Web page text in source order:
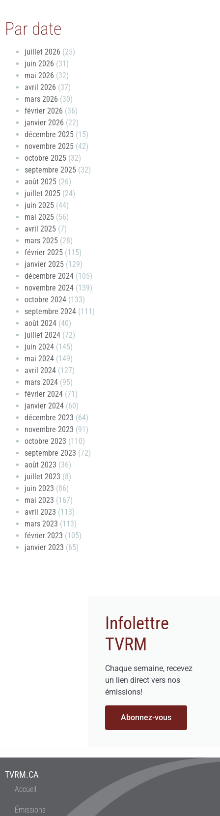
Par date
juillet 2026 (25)
juin 2026 (31)
mai 2026 (32)
avril 2026 (37)
mars 2026 (30)
février 2026 (36)
janvier 2026 (22)
décembre 2025 (15)
novembre 2025 (42)
octobre 2025 (32)
septembre 2025 (32)
août 2025 (26)
juillet 2025 (24)
juin 2025 (44)
mai 2025 (56)
avril 2025 (7)
mars 2025 (28)
février 2025 (115)
janvier 2025 (129)
décembre 2024 (105)
novembre 2024 (139)
octobre 2024 (133)
septembre 2024 (111)
août 2024 (40)
juillet 2024 (72)
juin 2024 (145)
mai 2024 (149)
avril 2024 (127)
mars 2024 (95)
février 2024 (71)
janvier 2024 (60)
décembre 2023 (64)
novembre 2023 (91)
octobre 2023 (110)
septembre 2023 (72)
août 2023 (36)
juillet 2023 (8)
juin 2023 (86)
mai 2023 (167)
avril 2023 (113)
mars 2023 (113)
février 2023 (105)
janvier 2023 (65)
Infolettre
TVRM
Chaque semaine, recevez
un lien direct vers nos
émissions!
Abonnez-vous
TVRM.CA
Accueil
Émissions